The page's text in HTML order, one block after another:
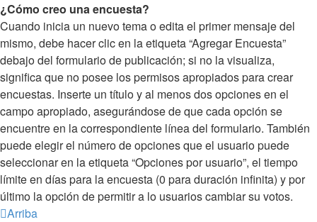
¿Cómo creo una encuesta?
Cuando inicia un nuevo tema o edita el primer mensaje del
mismo, debe hacer clic en la etiqueta “Agregar Encuesta”
debajo del formulario de publicación; si no la visualiza,
significa que no posee los permisos apropiados para crear
encuestas. Inserte un título y al menos dos opciones en el
campo apropiado, asegurándose de que cada opción se
encuentre en la correspondiente línea del formulario. También
puede elegir el número de opciones que el usuario puede
seleccionar en la etiqueta “Opciones por usuario”, el tiempo
límite en días para la encuesta (0 para duración infinita) y por
último la opción de permitir a lo usuarios cambiar su votos.
Arriba